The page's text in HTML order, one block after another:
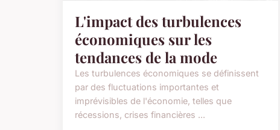
L'impact des turbulences
économiques sur les
tendances de la mode
Les turbulences économiques se définissent
par des fluctuations importantes et
imprévisibles de l'économie, telles que
récessions, crises financières ...